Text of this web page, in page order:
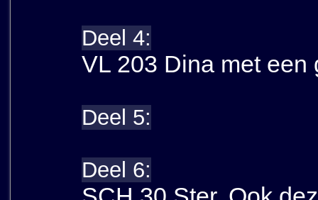
Deel 4:
VL 203 Dina met een
Deel 5:
Deel 6: